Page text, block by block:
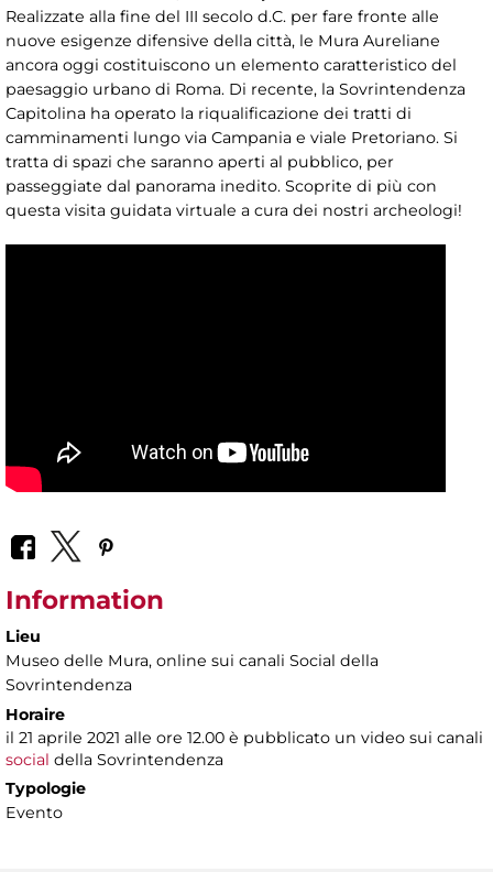
Realizzate alla fine del III secolo d.C. per fare fronte alle
nuove esigenze difensive della città, le Mura Aureliane
ancora oggi costituiscono un elemento caratteristico del
paesaggio urbano di Roma. Di recente, la Sovrintendenza
Capitolina ha operato la riqualificazione dei tratti di
camminamenti lungo via Campania e viale Pretoriano. Si
tratta di spazi che saranno aperti al pubblico, per
passeggiate dal panorama inedito. Scoprite di più con
questa visita guidata virtuale a cura dei nostri archeologi!
Information
Lieu
Museo delle Mura, online sui canali Social della
Sovrintendenza
Horaire
il 21 aprile 2021 alle ore 12.00 è pubblicato un video sui canali
social della Sovrintendenza
Typologie
Evento